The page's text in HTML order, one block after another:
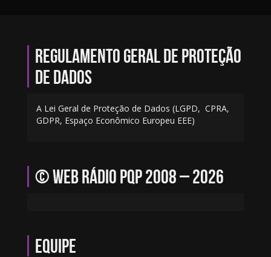
Regulamento geral de proteção
de dados
A Lei Geral de Proteção de Dados (LGPD, CPRA,
GDPR, Espaço Econômico Europeu EEE)
© Web Rádio PQP 2008 – 2026
Equipe